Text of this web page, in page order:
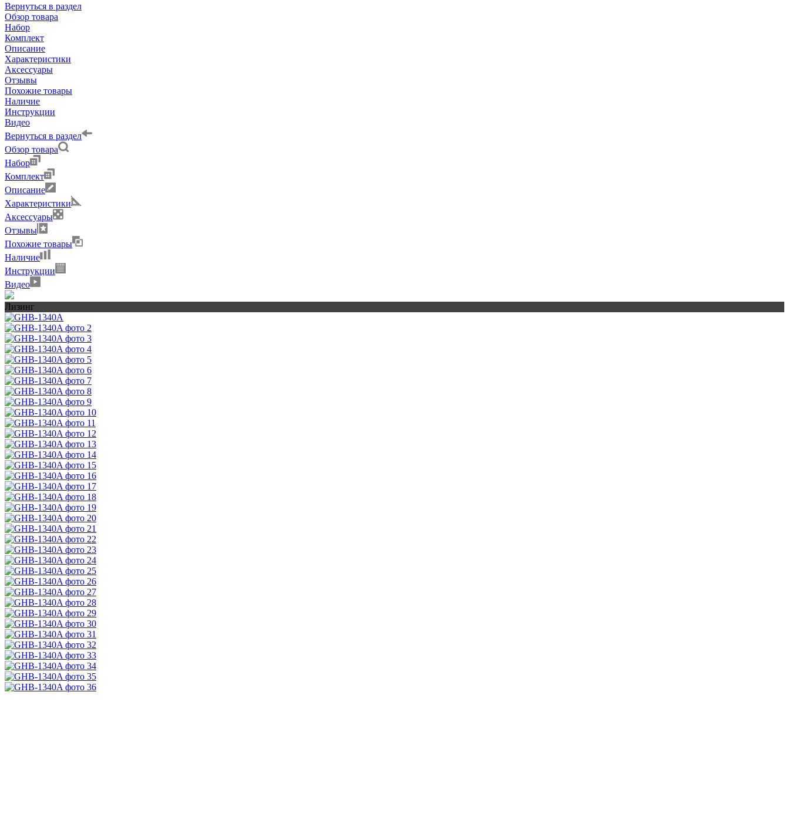
Вернуться в раздел
Обзор товара
Набор
Комплект
Описание
Характеристики
Аксессуары
Отзывы
Похожие товары
Наличие
Инструкции
Видео
Вернуться в раздел
Обзор товара
Набор
Комплект
Описание
Характеристики
Аксессуары
Отзывы
Похожие товары
Наличие
Инструкции
Видео
Лизинг